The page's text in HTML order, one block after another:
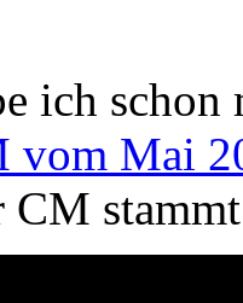
ich
vom Mai
CM